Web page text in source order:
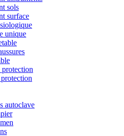
sols
surface
unique
protection
autoclave